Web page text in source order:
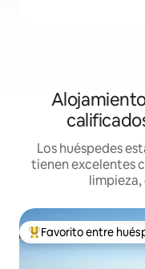
Los huéspedes
tienen excelentes
De los mejores en
Favorito entre